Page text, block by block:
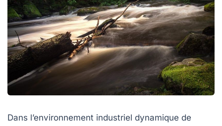
Dans l’environnement industriel dynamique de